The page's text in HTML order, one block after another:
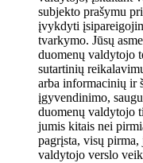
subjekto prašymu
įvykdyti
tvarkymo. Jūsų
duomenų valdytojo
sutartinių
arba informacinių ir
įgyvendinimo,
duomenų valdytojo
jumis kitais nei
pagrįsta, visų
valdytojo verslo